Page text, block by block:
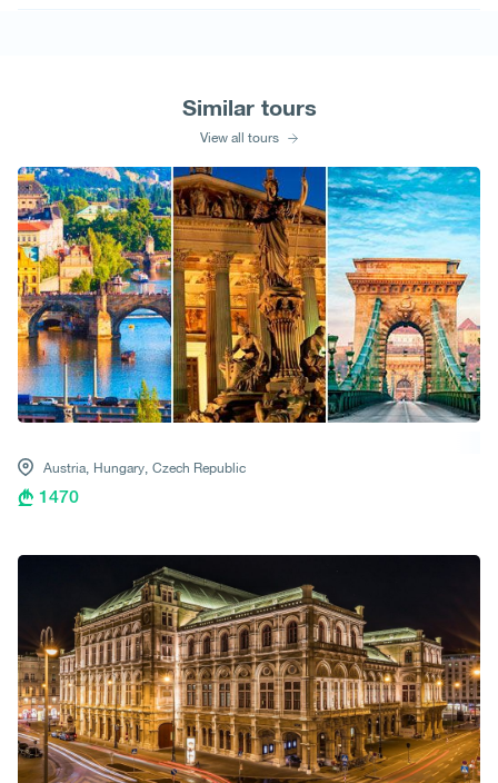
Similar tours
View all tours
Austria, Hungary, Czech Republic
1470